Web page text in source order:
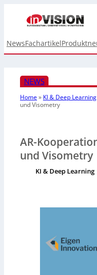
NewsFachartikel
NEWS
Home» KI & Deep Learning
und Visometry
AR-
und Visometry
KI & Deep Learning